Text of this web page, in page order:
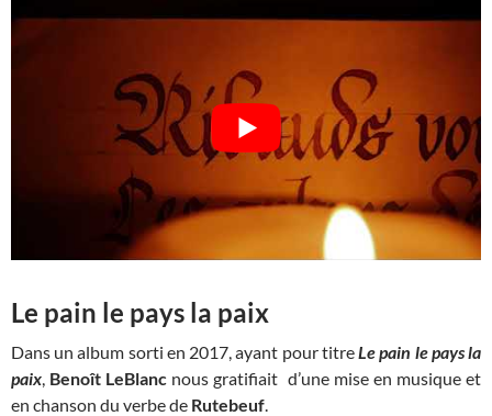
Le pain le pays la paix
Dans un album sorti en 2017, ayant pour titreLe pain le pays la
paix Benoît LeBlanc nous gratifiait d’une mise en musique et
en chanson du verbe de Rutebeuf